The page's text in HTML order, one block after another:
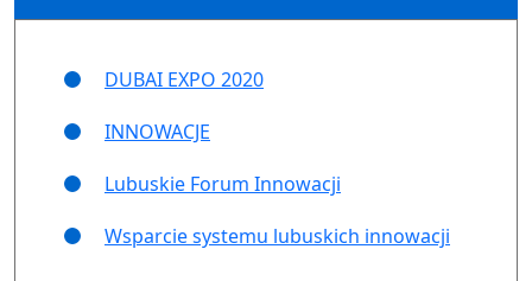
DUBAI EXPO 2020
INNOWACJE
Lubuskie Forum Innowacji
Wsparcie systemu lubuskich innowacji